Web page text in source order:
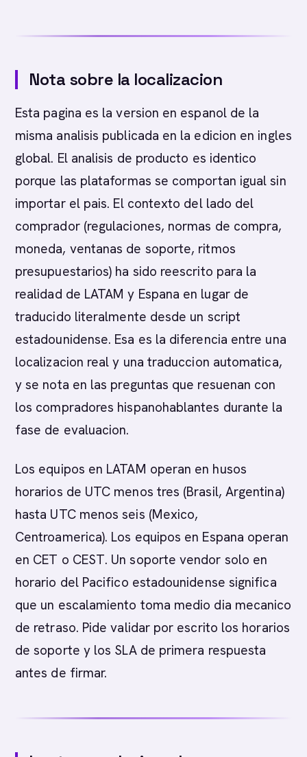
Nota sobre la localizacion
Esta pagina es la version en espanol de la
misma analisis publicada en la edicion en ingles
global. El analisis de producto es identico
porque las plataformas se comportan igual sin
importar el pais. El contexto del lado del
comprador (regulaciones, normas de compra,
moneda, ventanas de soporte, ritmos
presupuestarios) ha sido reescrito para la
realidad de LATAM y Espana en lugar de
traducido literalmente desde un script
estadounidense. Esa es la diferencia entre una
localizacion real y una traduccion automatica,
y se nota en las preguntas que resuenan con
los compradores hispanohablantes durante la
fase de evaluacion.
Los equipos en LATAM operan en husos
horarios de UTC menos tres (Brasil, Argentina)
hasta UTC menos seis (Mexico,
Centroamerica). Los equipos en Espana operan
en CET o CEST. Un soporte vendor solo en
horario del Pacifico estadounidense significa
que un escalamiento toma medio dia mecanico
de retraso. Pide validar por escrito los horarios
de soporte y los SLA de primera respuesta
antes de firmar.